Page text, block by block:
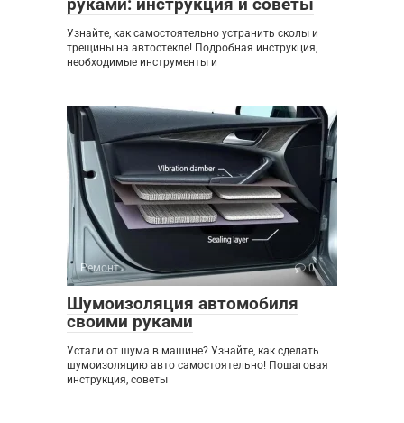
руками: инструкция и советы
Узнайте, как самостоятельно устранить сколы и
трещины на автостекле! Подробная инструкция,
необходимые инструменты и
Ремонт 0
Шумоизоляция автомобиля
своими руками
Устали от шума в машине? Узнайте, как сделать
шумоизоляцию авто самостоятельно! Пошаговая
инструкция, советы